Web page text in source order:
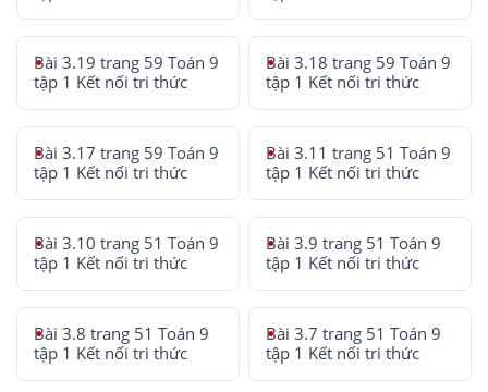
Bài 3.19 trang 59 Toán 9
tập 1 Kết nối tri thức
Bài 3.18 trang 59 Toán 9
tập 1 Kết nối tri thức
Bài 3.17 trang 59 Toán 9
tập 1 Kết nối tri thức
Bài 3.11 trang 51 Toán 9
tập 1 Kết nối tri thức
Bài 3.10 trang 51 Toán 9
tập 1 Kết nối tri thức
Bài 3.9 trang 51 Toán 9
tập 1 Kết nối tri thức
Bài 3.8 trang 51 Toán 9
tập 1 Kết nối tri thức
Bài 3.7 trang 51 Toán 9
tập 1 Kết nối tri thức